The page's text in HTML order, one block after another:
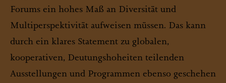
Forums ein hohes Maß an Diversität und
Multiperspektivität aufweisen müssen. Das kann
durch ein klares Statement zu globalen,
kooperativen, Deutungshoheiten teilenden
Ausstellungen und Programmen ebenso geschehen